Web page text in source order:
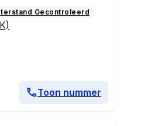
Gecontroleerd
Toon nummer